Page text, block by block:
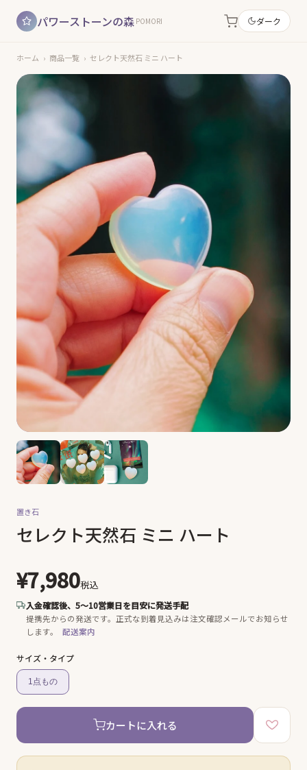
パワーストーンの森 POMORI ダーク
ホーム › 商品一覧 › セレクト天然石 ミニ ハート
置き石
セレクト天然石 ミニ ハート
¥7,980税込
入金確認後、5〜10営業日を目安に発送手配
提携先からの発送です。 正式な到着見込みは注文確認メールでお知らせ
します。
配送案内
サイズ・タイプ
1点もの
カートに入れる